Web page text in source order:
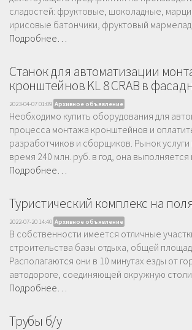
сладостей: фруктовые, шоколадные,
ирисовые батончики, фруктовый мармелад
Подробнее…
Станок для автоматизации
кронштейнов KL 8 CRAB в
2023-04-07 01:09 Архивное объявление
Необходимо купить оборудования для
процесса монтажа кронштейнов и
разработчиков и сборщиков. Рынок
время 240 млн. руб. в год, она выполняется
Подробнее…
Туристический комплекс на
2022-07-20 14:40 Архивное объявление
В собственности имеется отличные
строительства базы отдыха, общей
Располагаются они в 10 минутах езды от
автодороге, соединяющей окружную
Подробнее…
Трубы б/у